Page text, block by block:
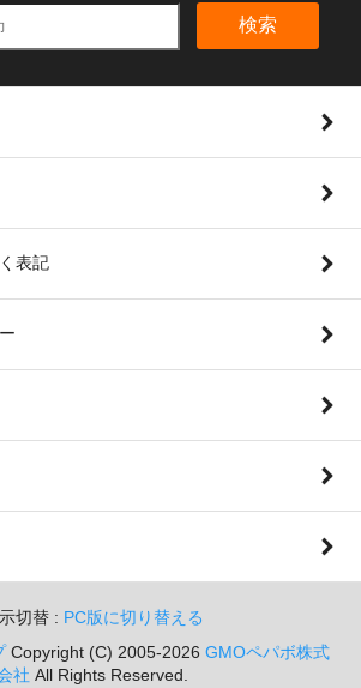
検索
表記
切替 : PC版に切り替える
Copyright (C) 2005-2026 GMOペパボ株式
社 All Rights Reserved.